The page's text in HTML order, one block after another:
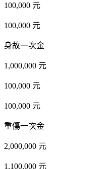
100,000 元
100,000 元
身故一次金
1,000,000 元
100,000 元
100,000 元
重傷一次金
2,000,000 元
1,100,000 元